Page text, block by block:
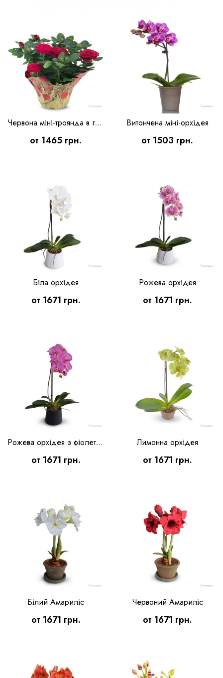
Червона міні-троянда в горщику
от 1465 грн.
Витончена міні-орхідея
от 1503 грн.
Біла орхідея
от 1671 грн.
Рожева орхідея
от 1671 грн.
Рожева орхідея з фіолетовим відтінком
от 1671 грн.
Лимонна орхідея
от 1671 грн.
Білий Амариліс
от 1671 грн.
Червоний Амариліс
от 1671 грн.